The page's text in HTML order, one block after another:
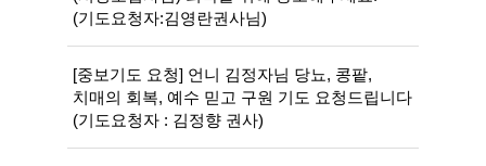
(기도요청자:김영란권사님)
[중보기도 요청] 언니 김정자님 당뇨, 콩팥,
치매의 회복, 예수 믿고 구원 기도 요청드립니다
(기도요청자 : 김정향 권사)